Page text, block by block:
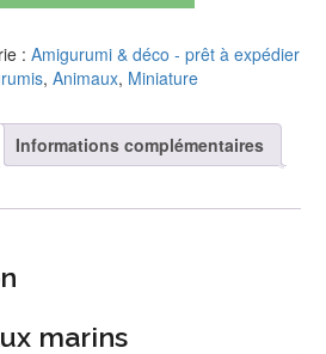
: Amigurumi & déco - prêt à expédier
, Animaux, Miniature
Informations complémentaires
marins